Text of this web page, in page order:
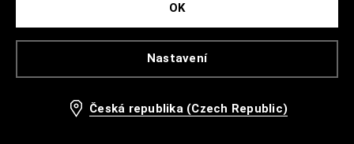
Nastavení
OK
Česká republika (Czech Republic)